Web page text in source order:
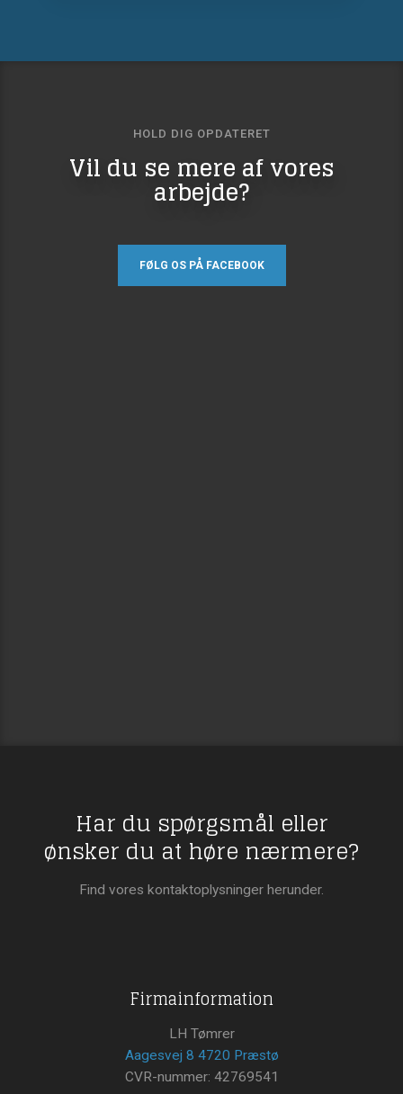
HOLD DIG OPDATERET​
​​Vil du se mere af vores
arbejde?
FØLG OS PÅ FACEBOOK​
Har du spørgsmål eller
​ønsker du at høre nærmere?
Find vores kontaktoplysninger herunder.
Firmainformation
LH Tømrer
Aagesvej 8 4720 Præstø
CVR-nummer: 42769541